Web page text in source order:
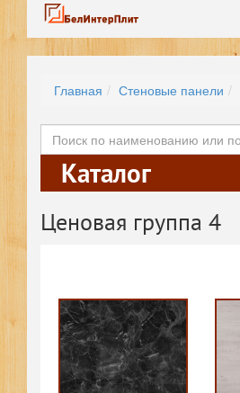
Главная Стеновые панели
Каталог
Ценовая группа 4